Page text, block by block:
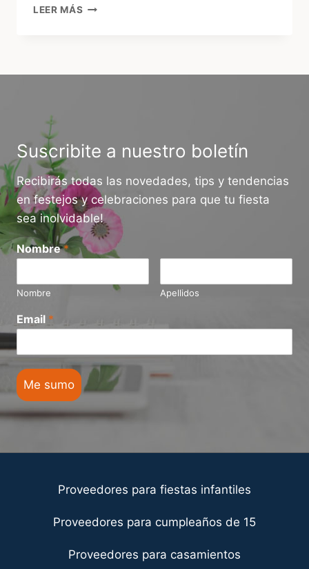
LEER MÁS ¿CUÁNTO
Suscribite a nuestro boletín
Recibirás todas las novedades, tips y tendencias
en festejos y celebraciones para que tu fiesta
sea inolvidable!
Nombre*
Nombre Apellidos
Email *
Me sumo
Proveedores para fiestas infantiles
Proveedores para cumpleaños de 15
Proveedores para casamientos